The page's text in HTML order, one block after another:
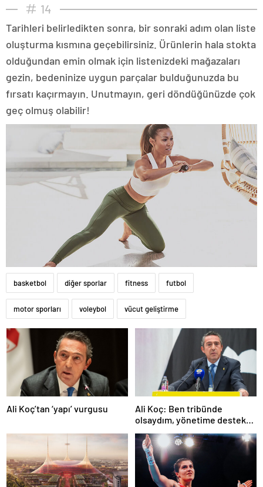
14
Tarihleri belirledikten sonra, bir sonraki adım olan liste
oluşturma kısmına geçebilirsiniz. Ürünlerin hala stokta
olduğundan emin olmak için listenizdeki mağazaları
gezin, bedeninize uygun parçalar bulduğunuzda bu
fırsatı kaçırmayın. Unutmayın, geri döndüğünüzde çok
geç olmuş olabilir!
basketbol diğer sporlar fitness futbol
motor sporları voleybol vücut geliştirme
Ali Koç’tan ‘yapı’ vurgusu
Ali Koç: Ben tribünde
olsaydım, yönetime destek
olurdum